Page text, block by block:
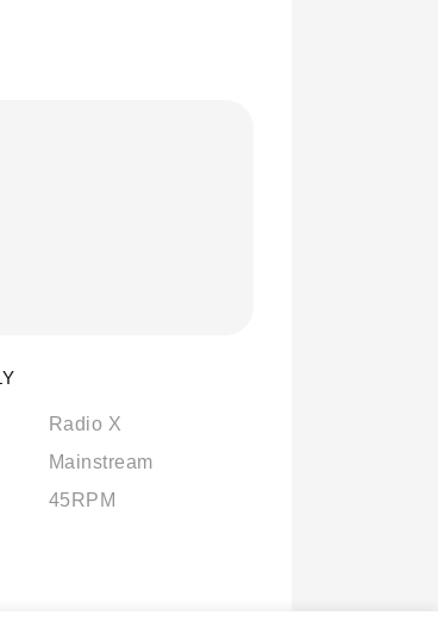
Radio X
Mainstream
45RPM